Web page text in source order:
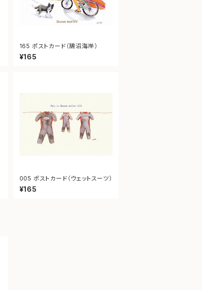
165 ポストカード（鵠沼海岸）
¥165
005 ポストカード（ウェットスーツ）
¥165